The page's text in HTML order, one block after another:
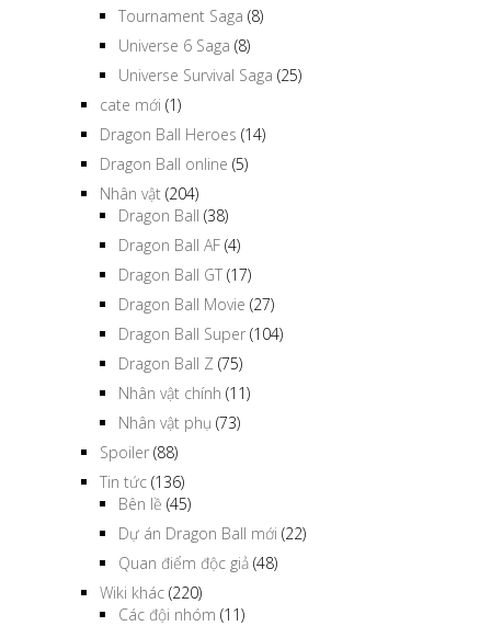
Tournament Saga (8)
Universe 6 Saga (8)
Universe Survival Saga (25)
cate mới (1)
Dragon Ball Heroes (14)
Dragon Ball online (5)
Nhân vật (204)
Dragon Ball (38)
Dragon Ball AF (4)
Dragon Ball GT (17)
Dragon Ball Movie (27)
Dragon Ball Super (104)
Dragon Ball Z (75)
Nhân vật chính (11)
Nhân vật phụ (73)
Spoiler (88)
Tin tức (136)
Bên lề (45)
Dự án Dragon Ball mới (22)
Quan điểm độc giả (48)
Wiki khác (220)
Các đội nhóm (11)